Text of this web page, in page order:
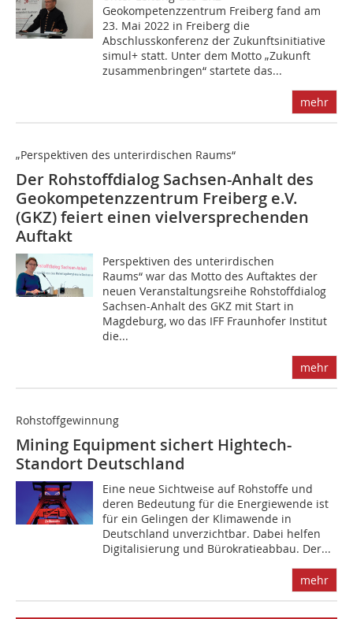
Geokompetenzzentrum Freiberg fand am
23. Mai 2022 in Freiberg die
Abschlusskonferenz der Zukunftsinitiative
simul+ statt. Unter dem Motto „Zukunft
zusammenbringen“ startete das...
mehr
„Perspektiven des unterirdischen Raums“
Der Rohstoffdialog Sachsen-Anhalt des
Geokompetenzzentrum Freiberg e.V.
(GKZ) feiert einen vielversprechenden
Auftakt
Perspektiven des unterirdischen
Raums“ war das Motto des Auftaktes der
neuen Veranstaltungsreihe Rohstoffdialog
Sachsen-Anhalt des GKZ mit Start in
Magdeburg, wo das IFF Fraunhofer Institut
die...
mehr
Rohstoffgewinnung
Mining Equipment sichert Hightech-
Standort Deutschland
Eine neue Sichtweise auf Rohstoffe und
deren Bedeutung für die Energiewende ist
für ein Gelingen der Klimawende in
Deutschland unverzichtbar. Dabei helfen
Digitalisierung und Bürokratieabbau. Der...
mehr